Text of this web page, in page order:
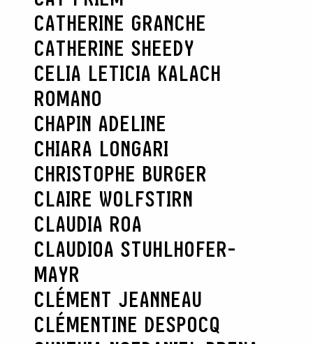
CATHERINE GRANCHE
CATHERINE SHEEDY
CELIA LETICIA KALACH
ROMANO
CHAPIN ADELINE
CHIARA LONGARI
CHRISTOPHE BURGER
CLAIRE WOLFSTIRN
CLAUDIA ROA
CLAUDIOA STUHLHOFER-
MAYR
CLÉMENT JEANNEAU
CLÉMENTINE DESPOCQ